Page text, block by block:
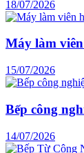
18/07/2026
Máy làm
15/07/2026
Bếp công
14/07/2026